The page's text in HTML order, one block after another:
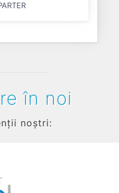
în noi
noștri: